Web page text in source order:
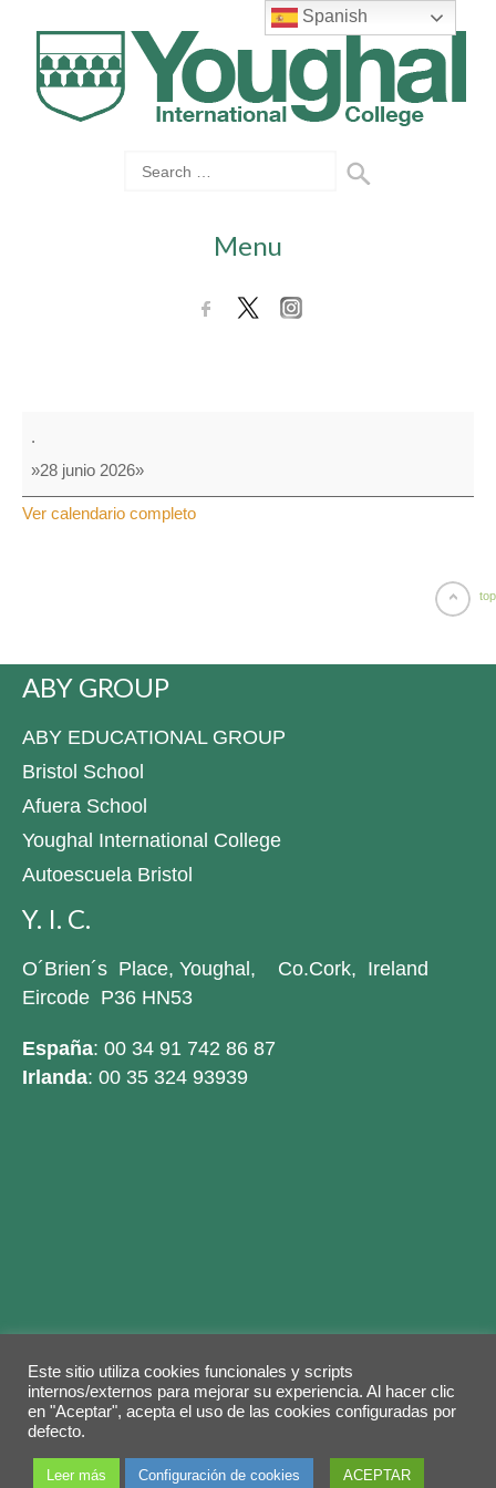
Menu
azul
.
»28 junio 2026»
Ver calendario completo
top
ABY GROUP
ABY EDUCATIONAL GROUP
Bristol School
Afuera School
Youghal International College
Autoescuela Bristol
Y. I. C.
O´Brien´s Place, Youghal, Co.Cork, Ireland
Eircode P36 HN53
España: 00 34 91 742 86 87
Irlanda: 00 35 324 93939
Legal warning Privacy Policy Cookies policy
© 2026 Copyright by
derechos reservados.
Este sitio utiliza cookies funcionales y scripts
internos/externos para mejorar su experiencia. Al hacer clic
en "Aceptar", acepta el uso de las cookies configuradas por
defecto.
Leer más Configuración de cookies ACEPTAR
Spanish